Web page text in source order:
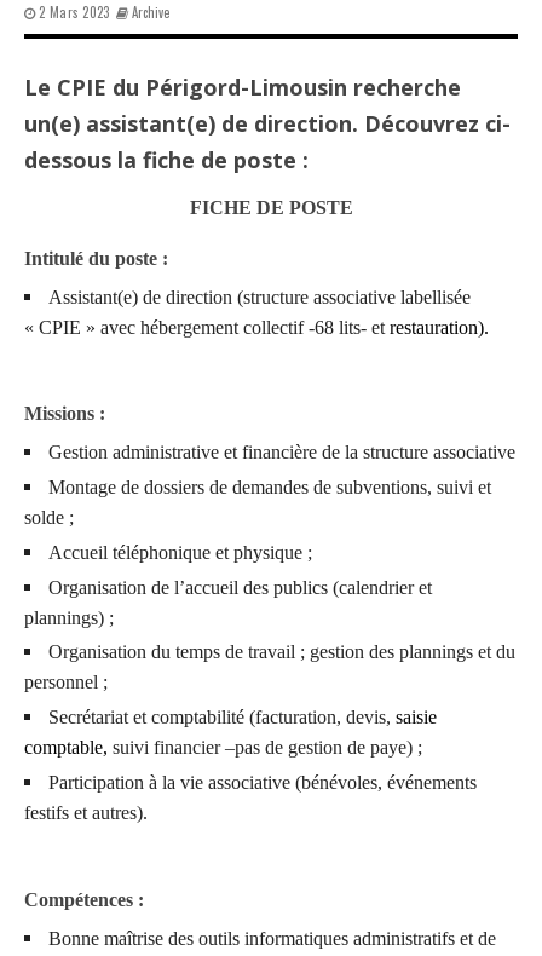
2 Mars 2023 Archive
Le CPIE du Périgord-Limousin recherche
un(e) assistant(e) de direction. Découvrez ci-
dessous la fiche de poste :
FICHE DE POSTE
Intitulé du poste :
Assistant(e) de direction (structure associative labellisée
« CPIE » avec hébergement collectif -68 lits- et restauration).
Missions :
Gestion administrative et financière de la structure associative
Montage de dossiers de demandes de subventions, suivi et
solde ;
Accueil téléphonique et physique ;
Organisation de l’accueil des publics (calendrier et
plannings) ;
Organisation du temps de travail ; gestion des plannings et du
personnel ;
Secrétariat et comptabilité (facturation, devis, saisie
comptable, suivi financier –pas de gestion de paye) ;
Participation à la vie associative (bénévoles, événements
festifs et autres).
Compétences :
Bonne maîtrise des outils informatiques administratifs et de